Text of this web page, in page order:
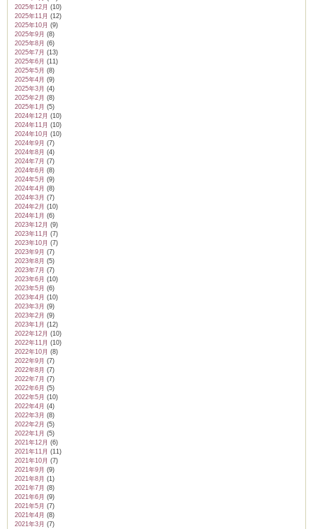
2025年12月 (10)
2025年11月 (12)
2025年10月 (9)
2025年9月 (8)
2025年8月 (6)
2025年7月 (13)
2025年6月 (11)
2025年5月 (8)
2025年4月 (9)
2025年3月 (4)
2025年2月 (8)
2025年1月 (5)
2024年12月 (10)
2024年11月 (10)
2024年10月 (10)
2024年9月 (7)
2024年8月 (4)
2024年7月 (7)
2024年6月 (8)
2024年5月 (9)
2024年4月 (8)
2024年3月 (7)
2024年2月 (10)
2024年1月 (6)
2023年12月 (9)
2023年11月 (7)
2023年10月 (7)
2023年9月 (7)
2023年8月 (5)
2023年7月 (7)
2023年6月 (10)
2023年5月 (6)
2023年4月 (10)
2023年3月 (9)
2023年2月 (9)
2023年1月 (12)
2022年12月 (10)
2022年11月 (10)
2022年10月 (8)
2022年9月 (7)
2022年8月 (7)
2022年7月 (7)
2022年6月 (5)
2022年5月 (10)
2022年4月 (4)
2022年3月 (8)
2022年2月 (5)
2022年1月 (5)
2021年12月 (6)
2021年11月 (11)
2021年10月 (7)
2021年9月 (9)
2021年8月 (1)
2021年7月 (8)
2021年6月 (9)
2021年5月 (7)
2021年4月 (8)
2021年3月 (7)